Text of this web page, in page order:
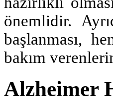
önemlidir.
başlanması,
bakım
Alzheimer